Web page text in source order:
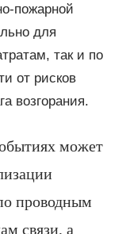
пожарной
для
так и по
от рисков
возгорания.
может
проводным
связи, а